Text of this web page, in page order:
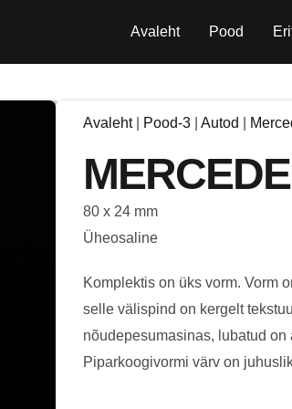
Avaleht Pood
Avaleht Pood-3 Autod
80 x 24 mm
Üheosaline
Komplektis on üks vorm. Vorm
selle välispind on kergelt
nõudepesumasinas, lubatud
Piparkoogivormi värv on